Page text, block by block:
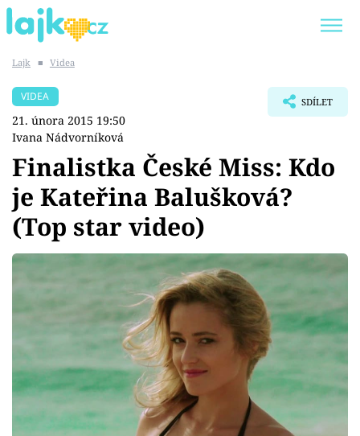
SHOPAHOLICADEL
Témata
Showbyznys
Youtubeři
Sex a vztahy
Videa
Lajk ■ Videa
VIDEA
21. února 2015 19:50
Ivana Nádvorníková
SDÍLET
Finalistka České Miss: Kdo
je Kateřina Balušková?
(Top star video)